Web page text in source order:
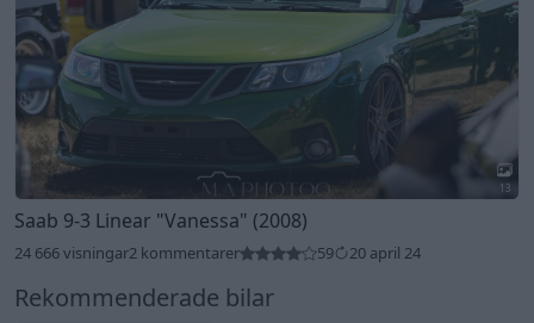
13
Saab 9-3 Linear "Vanessa" (2008)
24 666 visningar2 kommentarer 59 20 april 24
Rekommenderade bilar